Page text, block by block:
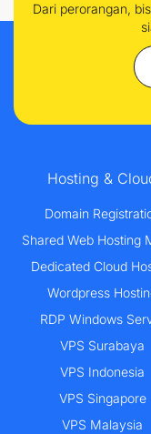
Dari perorangan,
Hosting &
Domain
Shared Web Hosting
Dedicated Cloud
Wordpress
RDP Windows
VPS Surabaya
VPS Indonesia
VPS Singapore
VPS Malaysia